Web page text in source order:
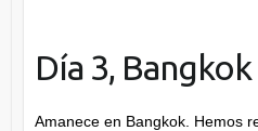
Día 3,
Amanece en Bangkok. Hemos